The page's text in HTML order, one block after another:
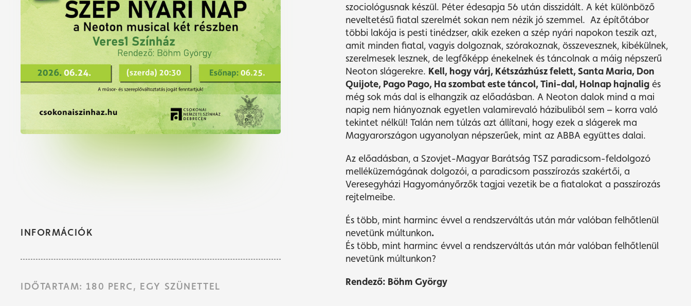
szociológusnak készül. Péter édesapja 56 után disszidált. A két különböző
neveltetésű fiatal szerelmét sokan nem nézik jó szemmel. Az építőtábor
többi lakója is pesti tinédzser, akik ezeken a szép nyári napokon teszik azt,
amit minden fiatal, vagyis dolgoznak, szórakoznak, összevesznek, kibékülnek,
szerelmesek lesznek, de legfőképp énekelnek és táncolnak a máig népszerű
Neoton slágerekre. Kell, hogy várj, Kétszázhúsz felett, Santa Maria, Don
Quijote, Pago Pago, Ha szombat este táncol, Tini-dal, Holnap hajnalig és
még sok más dal is elhangzik az előadásban. A Neoton dalok mind a mai
napig nem hiányoznak egyetlen valamirevaló házibuliból sem – korra való
tekintet nélkül! Talán nem túlzás azt állítani, hogy ezek a slágerek ma
Magyarországon ugyanolyan népszerűek, mint az ABBA együttes dalai.
Az előadásban, a Szovjet-Magyar Barátság TSZ paradicsom-feldolgozó
melléküzemágának dolgozói, a paradicsom passzírozás szakértői, a
Veresegyházi Hagyományőrzők tagjai vezetik be a fiatalokat a passzírozás
rejtelmeibe.
És több, mint harminc évvel a rendszerváltás után már valóban felhőtlenül
nevetünk múltunkon.
És több, mint harminc évvel a rendszerváltás után már valóban felhőtlenül
nevetünk múltunkon?
Rendező: Böhm György
INFORMÁCIÓK
IDŐTARTAM: 180 PERC, EGY SZÜNETTEL